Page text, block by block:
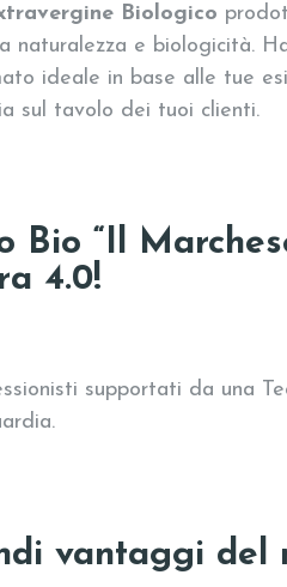
Biologico
naturalezza e biologicità.
ideale in base alle tue
sul tavolo dei tuoi clienti.
Bio “Il
4.0!
supportati da una
vantaggi del